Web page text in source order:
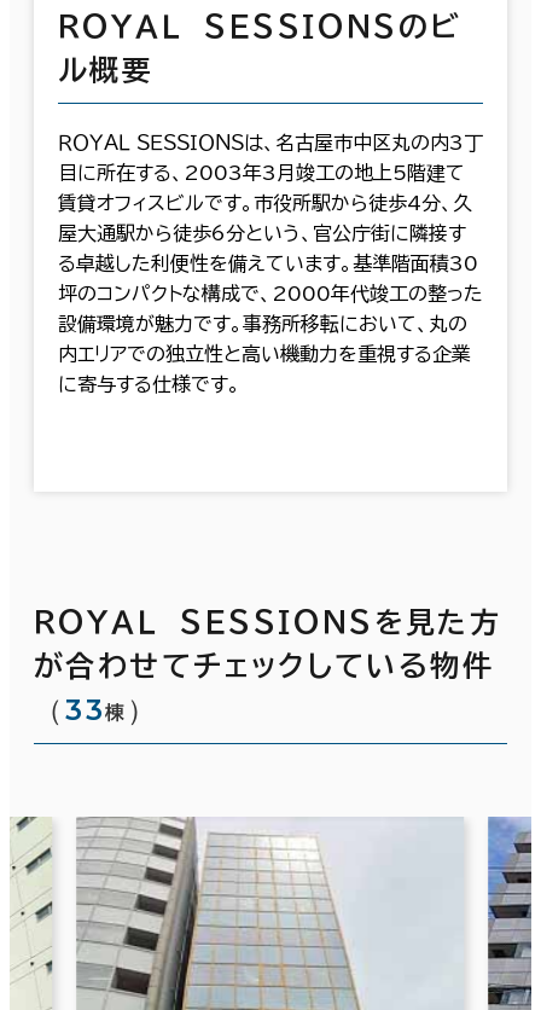
ＲＯＹＡＬ ＳＥＳＳＩＯＮＳのビ
ル概要
ＲＯＹＡＬ ＳＥＳＳＩＯＮＳは、名古屋市中区丸の内3丁
目に所在する、2003年3月竣工の地上5階建て
賃貸オフィスビルです。市役所駅から徒歩4分、久
屋大通駅から徒歩6分という、官公庁街に隣接す
る卓越した利便性を備えています。基準階面積30
坪のコンパクトな構成で、2000年代竣工の整った
設備環境が魅力です。事務所移転において、丸の
内エリアでの独立性と高い機動力を重視する企業
に寄与する仕様です。
ＲＯＹＡＬ ＳＥＳＳＩＯＮＳを見た方
が合わせてチェックしている物件
（33棟 ）